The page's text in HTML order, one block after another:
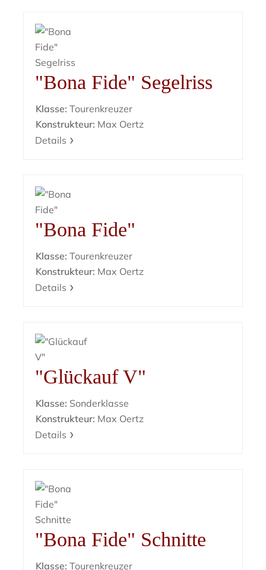
"Bona Fide" Segelriss
Klasse: Tourenkreuzer
Konstrukteur: Max Oertz
Details
"Bona Fide"
Klasse: Tourenkreuzer
Konstrukteur: Max Oertz
Details
"Glückauf V"
Klasse: Sonderklasse
Konstrukteur: Max Oertz
Details
"Bona Fide" Schnitte
Klasse: Tourenkreuzer